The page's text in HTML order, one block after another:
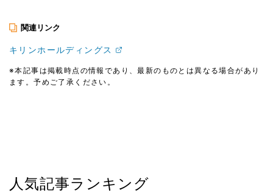
関連リンク
キリンホールディングス
※本記事は掲載時点の情報であり、最新のものとは異なる場合があり
ます。予めご了承ください。
人気記事ランキング